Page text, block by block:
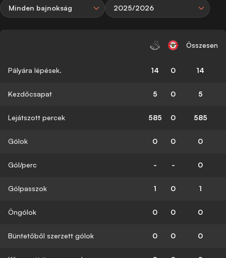
Minden bajnokság 2025/2026
Összesen
Pályára lépések. 14 0 14
Kezdőcsapat 5 0 5
Lejátszott percek 585 0 585
Gólok 0 0 0
Gól/perc - - 0
Gólpasszok 1 0 1
Öngólok 0 0 0
Büntetőből szerzett gólok 0 0 0